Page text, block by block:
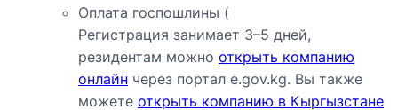
Оплата госпошлины (
Регистрация занимает 3–5 дней,
резидентам можно открыть компанию
онлайн через портал e.gov.kg. Вы также
можете открыть компанию в Кыргызстане